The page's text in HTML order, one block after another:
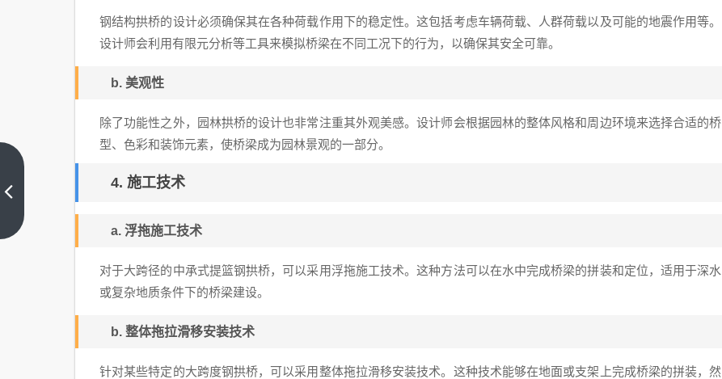
钢结构拱桥的设计必须确保其在各种荷载作用下的稳定性。这包括考虑车辆荷载、人群荷载以及可能的地震作用等。
设计师会利用有限元分析等工具来模拟桥梁在不同工况下的行为，以确保其安全可靠。
b. 美观性
除了功能性之外，园林拱桥的设计也非常注重其外观美感。设计师会根据园林的整体风格和周边环境来选择合适的桥
型、色彩和装饰元素，使桥梁成为园林景观的一部分。
4. 施工技术
a. 浮拖施工技术
对于大跨径的中承式提篮钢拱桥，可以采用浮拖施工技术。这种方法可以在水中完成桥梁的拼装和定位，适用于深水
或复杂地质条件下的桥梁建设。
b. 整体拖拉滑移安装技术
针对某些特定的大跨度钢拱桥，可以采用整体拖拉滑移安装技术。这种技术能够在地面或支架上完成桥梁的拼装，然